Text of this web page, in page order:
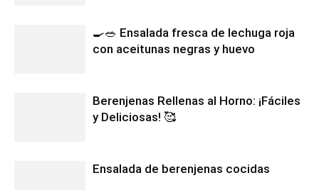
🍳🥗 Ensalada fresca de lechuga roja
con aceitunas negras y huevo
Berenjenas Rellenas al Horno: ¡Fáciles
y Deliciosas! 🥰
Ensalada de berenjenas cocidas